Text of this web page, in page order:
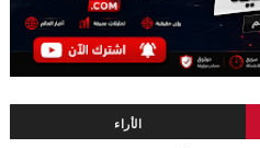
الأراء